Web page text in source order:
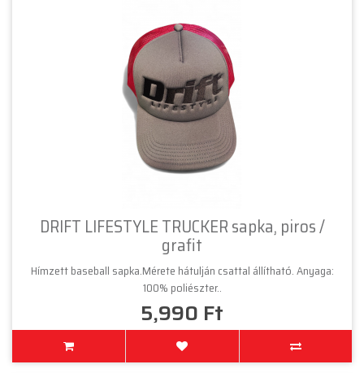
DRIFT LIFESTYLE TRUCKER sapka, piros /
grafit
Hímzett baseball sapka.Mérete hátulján csattal állítható. Anyaga:
100% poliészter..
5,990 Ft